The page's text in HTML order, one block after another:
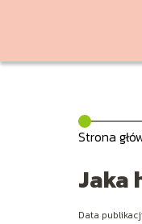
Strona
Jaka
Data